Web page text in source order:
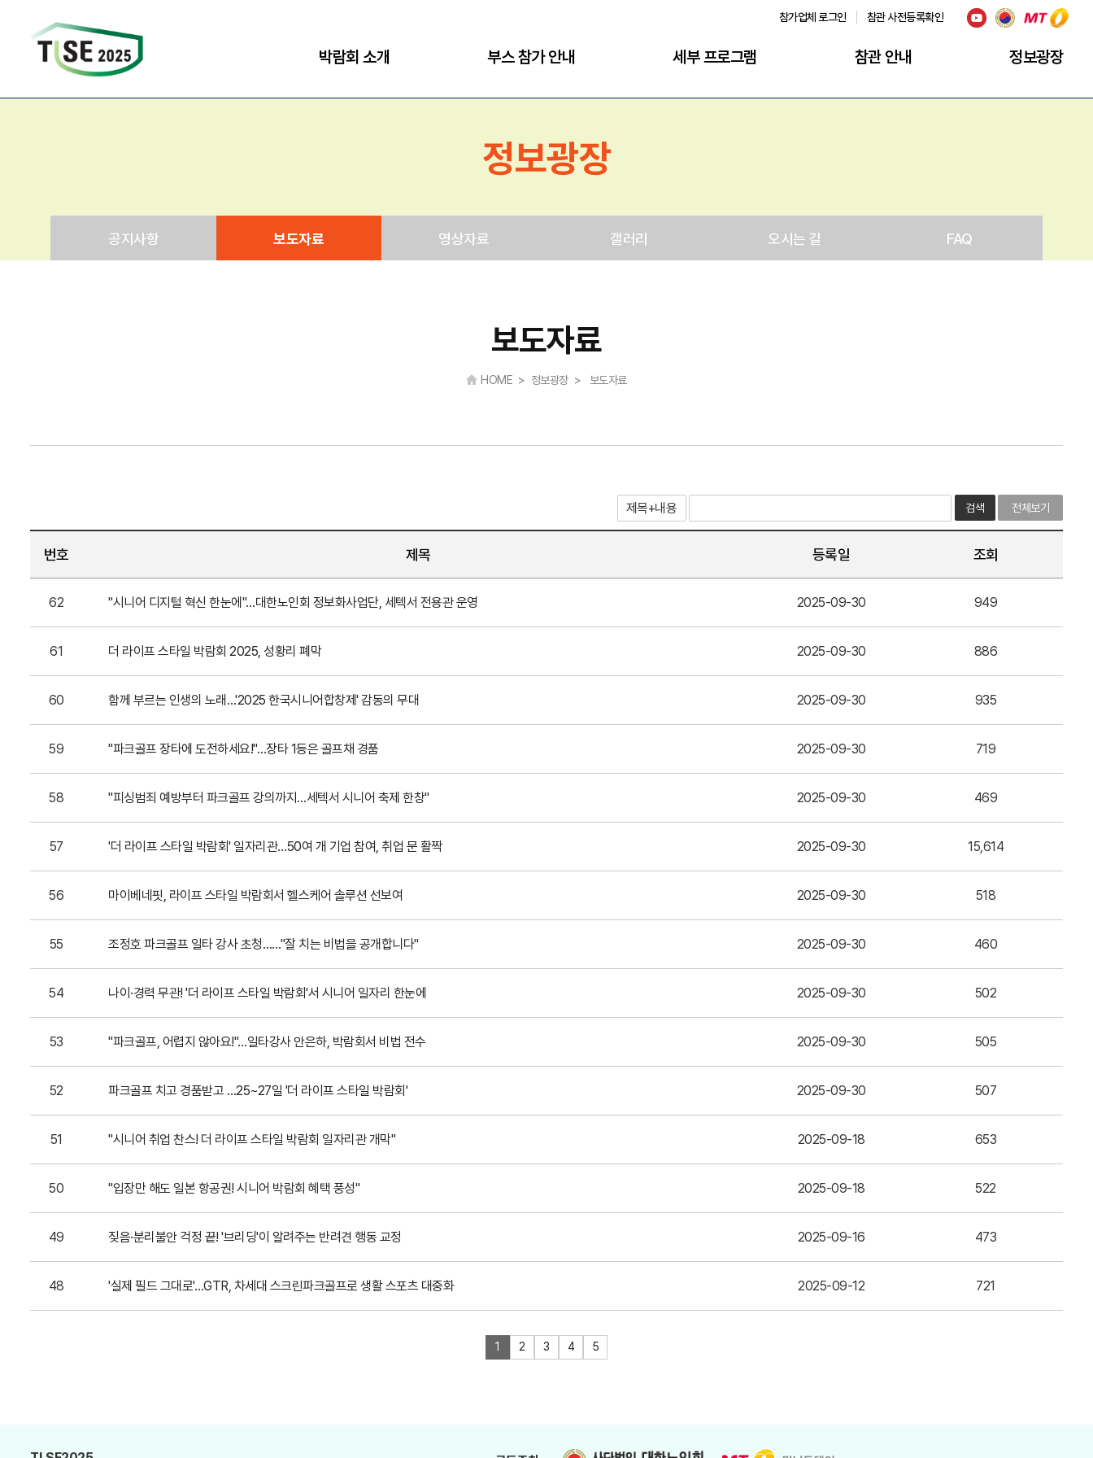
박람회 소개 부스 참가 안내 세부 프로그램 참관 안내 정보광장
참가업체 로그인 참관 사전등록확인
정보광장
공지사항 보도자료 영상자료 갤러리 오시는 길 FAQ
보도자료
HOME > 정보광장 > 보도자료
검색 전체보기
번호 제목 등록일 조회
62 "시니어 디지털 혁신 한눈에"…대한노인회 정보화사업단, 세텍서 전용관 운영 2025-09-30 949
61 더 라이프 스타일 박람회 2025, 성황리 폐막 2025-09-30 886
60 함께 부르는 인생의 노래…'2025 한국시니어합창제' 감동의 무대 2025-09-30 935
59 "파크골프 장타에 도전하세요!"…장타 1등은 골프채 경품 2025-09-30 719
58 "피싱범죄 예방부터 파크골프 강의까지…세텍서 시니어 축제 한창" 2025-09-30 469
57 '더 라이프 스타일 박람회' 일자리관…50여 개 기업 참여, 취업 문 활짝 2025-09-30 15,614
56 마이베네핏, 라이프 스타일 박람회서 헬스케어 솔루션 선보여 2025-09-30 518
55 조정호 파크골프 일타 강사 초청……"잘 치는 비법을 공개합니다" 2025-09-30 460
54 나이·경력 무관! '더 라이프 스타일 박람회'서 시니어 일자리 한눈에 2025-09-30 502
53 "파크골프, 어렵지 않아요!"…일타강사 안은하, 박람회서 비법 전수 2025-09-30 505
52 파크골프 치고 경품받고 …25~27일 '더 라이프 스타일 박람회' 2025-09-30 507
51 "시니어 취업 찬스! 더 라이프 스타일 박람회 일자리관 개막" 2025-09-18 653
50 "입장만 해도 일본 항공권! 시니어 박람회 혜택 풍성" 2025-09-18 522
49 짖음·분리불안 걱정 끝! '브리딩'이 알려주는 반려견 행동 교정 2025-09-16 473
48 '실제 필드 그대로'…GTR, 차세대 스크린파크골프로 생활 스포츠 대중화 2025-09-12 721
1 2 3 4 5